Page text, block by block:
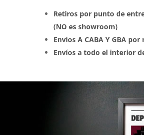
Retiros por punto de
(NO es showroom)
Envios A CABA Y GBA
Envíos a todo el interior